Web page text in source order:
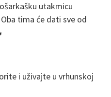
utakmicu
tima će dati sve od
i uživajte u vrhunskoj